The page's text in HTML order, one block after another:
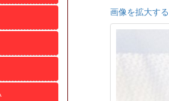
画像を拡大する